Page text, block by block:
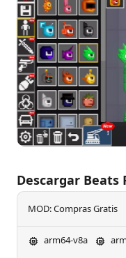
experimentación
fluida la
una experiencia
Descargar Beats
MOD: Compras Gratis
arm64-v8a